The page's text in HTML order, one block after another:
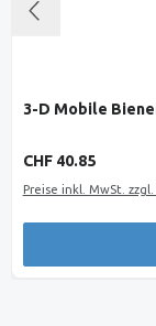
3-D Mobile
Regulärer Preis:
CHF 40.85
Preise inkl. MwSt.